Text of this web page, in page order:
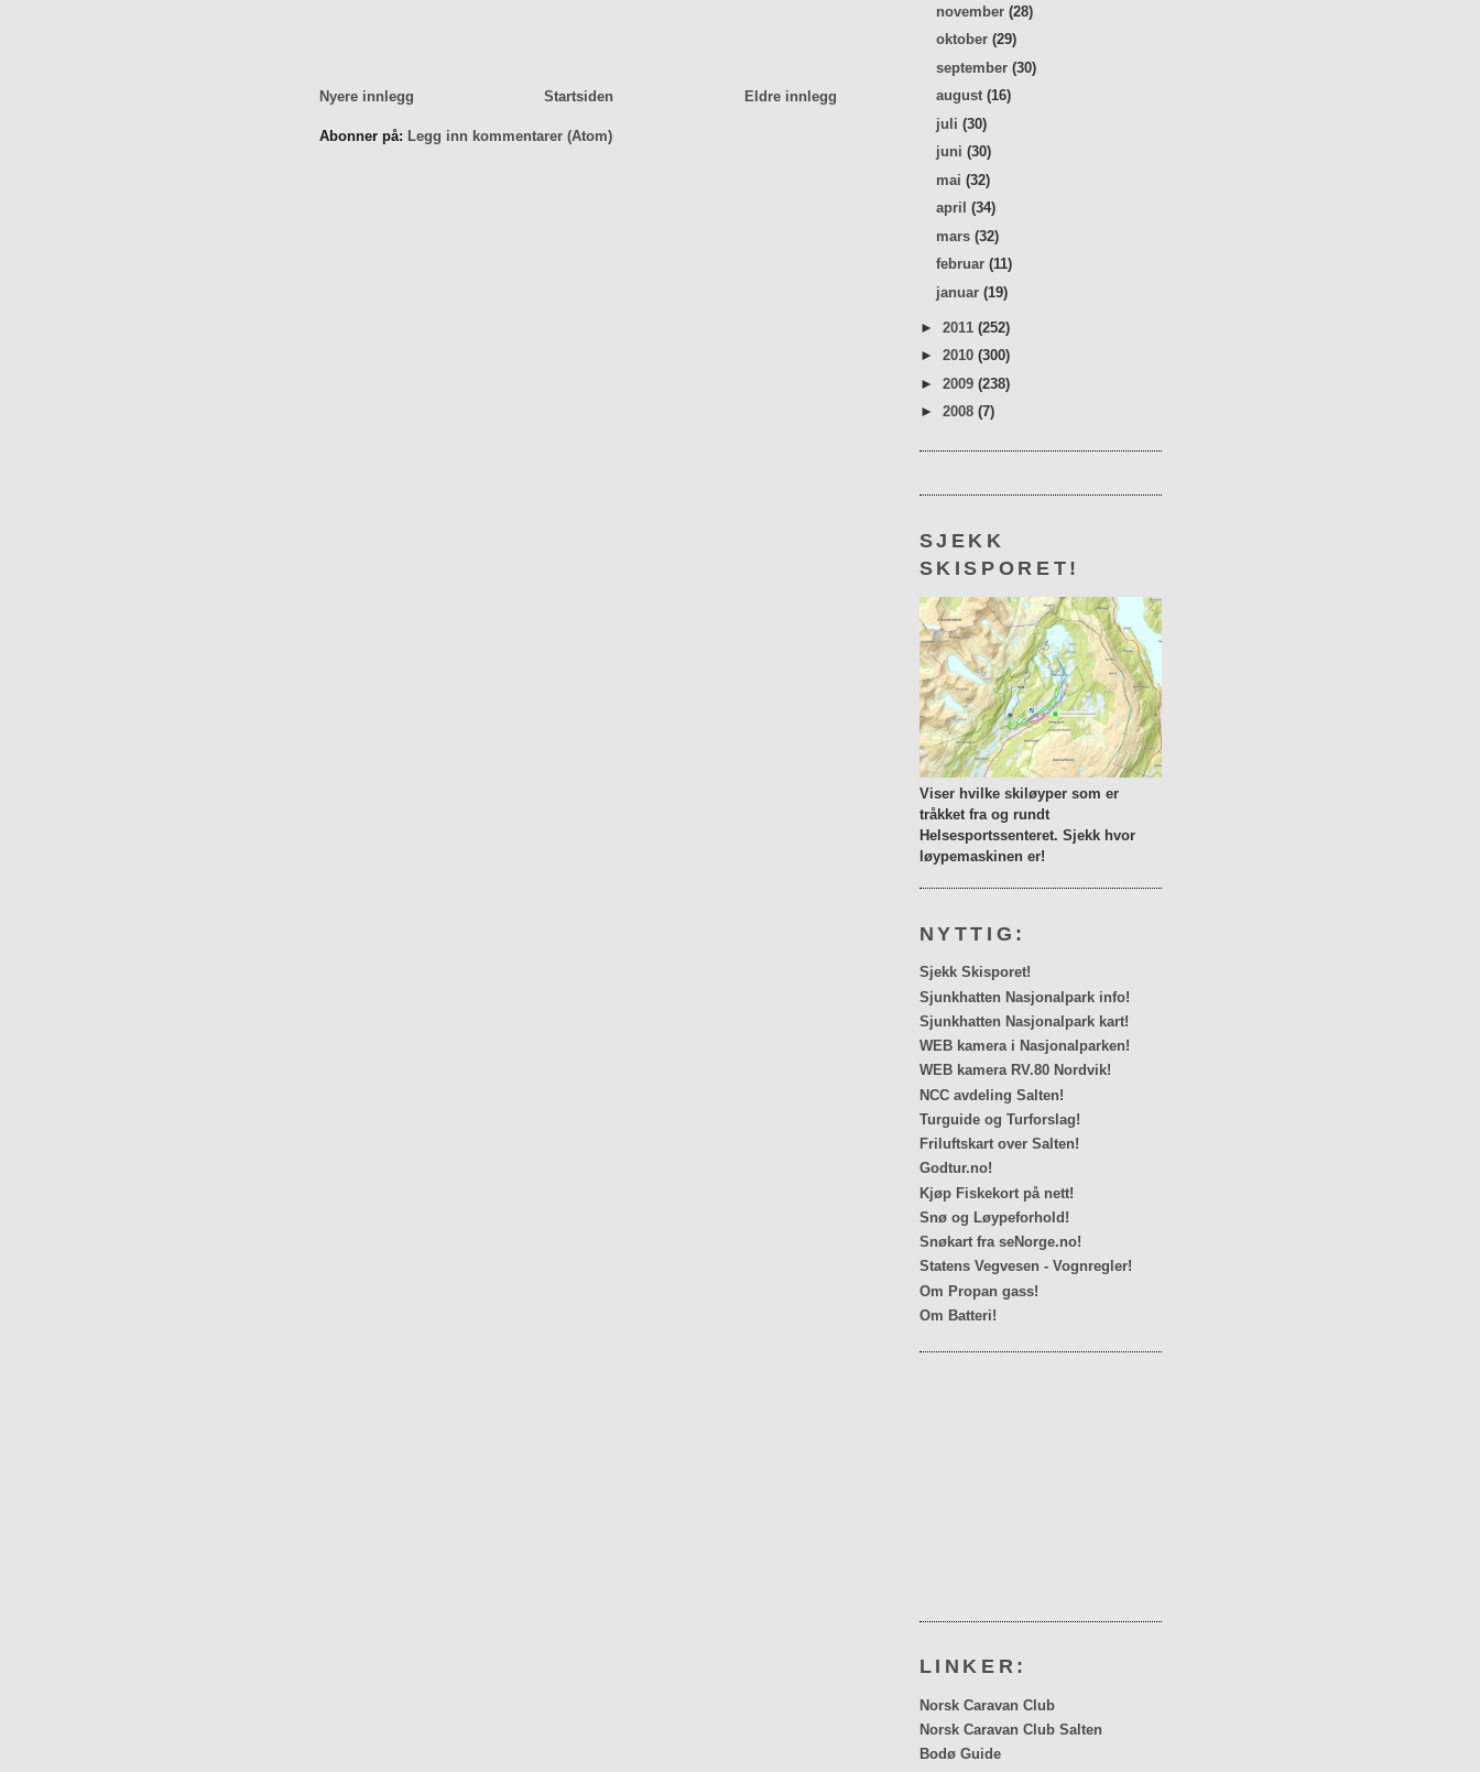
Nyere innlegg Eldre innlegg
Startsiden
Abonner på: Legg inn kommentarer (Atom)
november(28)
oktober(29)
september(30)
august(16)
juli(30)
juni(30)
mai(32)
april(34)
mars(32)
februar(11)
januar(19)
► 2011 (252)
► 2010 (300)
► 2009 (238)
► 2008 (7)
SJEKK
SKISPORET!
Viser hvilke skiløyper som er
tråkket fra og rundt
Helsesportssenteret. Sjekk hvor
løypemaskinen er!
NYTTIG:
Sjekk Skisporet!
Sjunkhatten Nasjonalpark info!
Sjunkhatten Nasjonalpark kart!
WEB kamera i Nasjonalparken!
WEB kamera RV.80 Nordvik!
NCC avdeling Salten!
Turguide og Turforslag!
Friluftskart over Salten!
Godtur.no!
Kjøp Fiskekort på nett!
Snø og Løypeforhold!
Snøkart fra seNorge.no!
Statens Vegvesen - Vognregler!
Om Propan gass!
Om Batteri!
LINKER:
Norsk Caravan Club
Norsk Caravan Club Salten
Bodø Guide